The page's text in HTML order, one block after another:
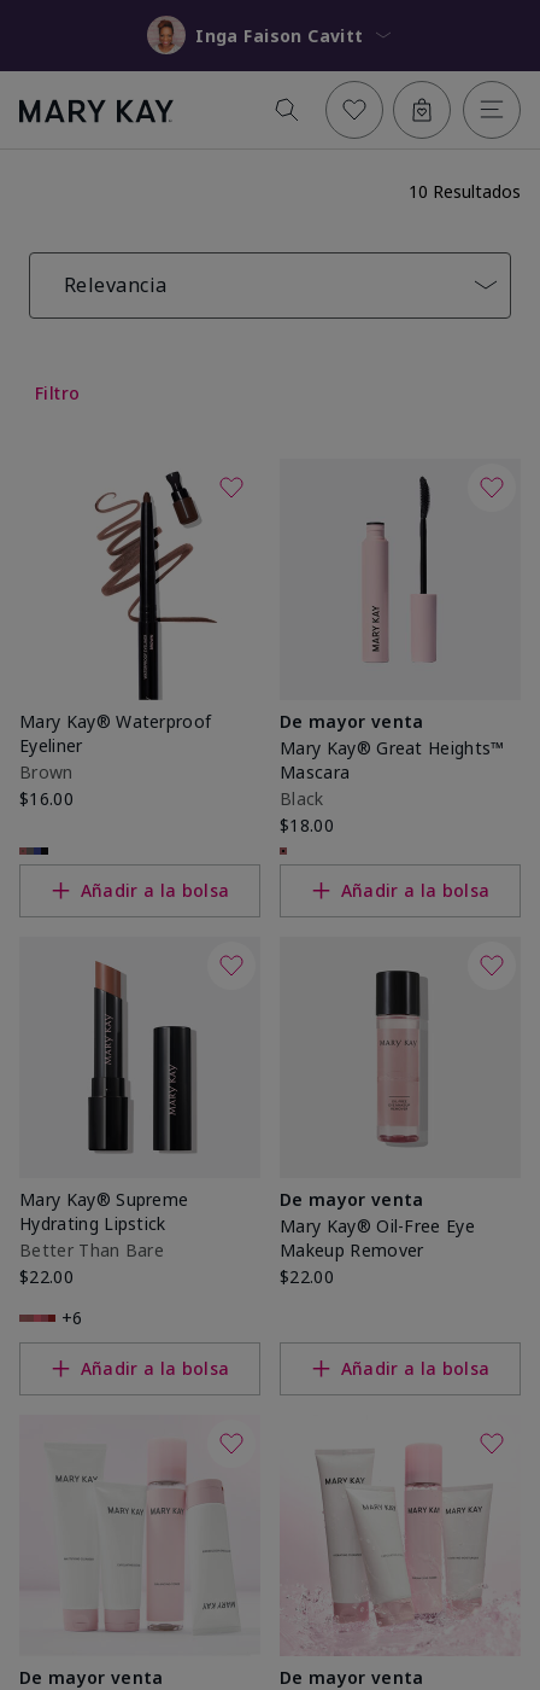
Inga Faison Cavitt
10 Resultados
Relevancia
Filtro
Mary Kay® Waterproof
Eyeliner
Brown
$16.00
Añadir a la bolsa
De mayor venta
Mary Kay® Great Heights™
Mascara
Black
$18.00
Añadir a la bolsa
Mary Kay® Supreme
Hydrating Lipstick
Better Than Bare
$22.00
+6
Añadir a la bolsa
De mayor venta
Mary Kay® Oil-Free Eye
Makeup Remover
$22.00
Añadir a la bolsa
De mayor venta
De mayor venta